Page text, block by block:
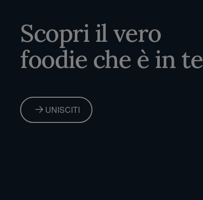
Scopri il vero
foodie che è in te
UNISCITI